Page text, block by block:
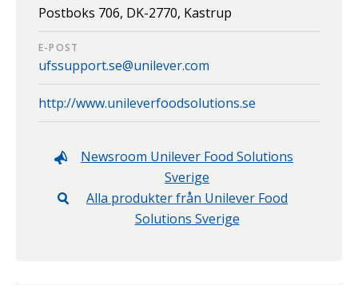
Postboks 706, DK-2770, Kastrup
E-POST
ufssupport.se@unilever.com
http://www.unileverfoodsolutions.se
Newsroom Unilever Food Solutions
Sverige
Alla produkter från Unilever Food
Solutions Sverige